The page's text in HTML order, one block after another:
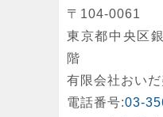
〒104-0061
東京都中央区
階
有限会社おい
電話番号:03-